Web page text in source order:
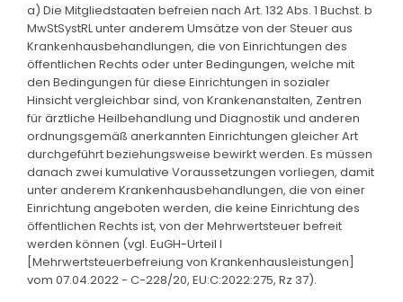
a) Die Mitgliedstaaten befreien nach Art. 132 Abs. 1 Buchst. b
MwStSystRL unter anderem Umsätze von der Steuer aus
Krankenhausbehandlungen, die von Einrichtungen des
öffentlichen Rechts oder unter Bedingungen, welche mit
den Bedingungen für diese Einrichtungen in sozialer
Hinsicht vergleichbar sind, von Krankenanstalten, Zentren
für ärztliche Heilbehandlung und Diagnostik und anderen
ordnungsgemäß anerkannten Einrichtungen gleicher Art
durchgeführt beziehungsweise bewirkt werden. Es müssen
danach zwei kumulative Voraussetzungen vorliegen, damit
unter anderem Krankenhausbehandlungen, die von einer
Einrichtung angeboten werden, die keine Einrichtung des
öffentlichen Rechts ist, von der Mehrwertsteuer befreit
werden können (vgl. EuGH-Urteil I
[Mehrwertsteuerbefreiung von Krankenhausleistungen]
vom 07.04.2022 - C-228/20, EU:C:2022:275, Rz 37).